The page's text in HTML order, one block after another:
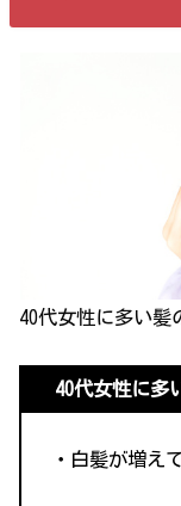
40代女性に多い髪
40代女性に多
・白髪が増え